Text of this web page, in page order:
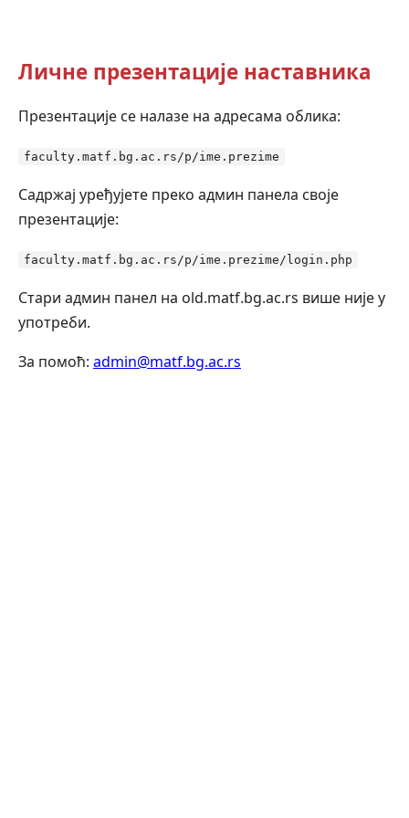
Личне презентације наставника
Презентације се налазе на адресама облика:
faculty.matf.bg.ac.rs/p/ime.prezime
Садржај уређујете преко админ панела своје
презентације:
faculty.matf.bg.ac.rs/p/ime.prezime/login.php
Стари админ панел на old.matf.bg.ac.rs више није у
употреби.
За помоћ: admin@matf.bg.ac.rs